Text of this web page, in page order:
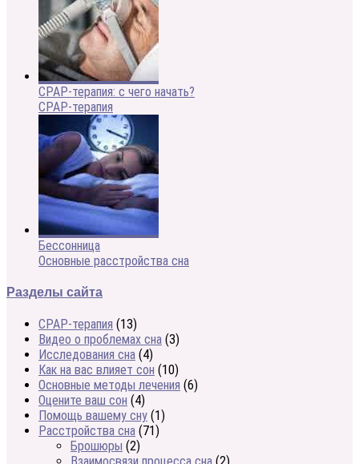
CPAP-терапия: с чего начать?
CPAP-терапия
Бессонница
Основные расстройства сна
Разделы сайта
CPAP-терапия (13)
Видео о проблемах сна (3)
Исследования сна (4)
Как на вас влияет сон (10)
Основные методы лечения (6)
Оцените ваш сон (4)
Помощь вашему сну (1)
Расстройства сна (71)
Брошюры (2)